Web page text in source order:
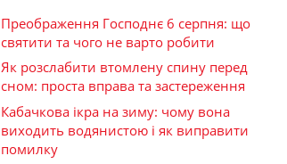
Преображення Господнє 6 серпня: що
святити та чого не варто робити
Як розслабити втомлену спину перед
сном: проста вправа та застереження
Кабачкова ікра на зиму: чому вона
виходить водянистою і як виправити
помилку